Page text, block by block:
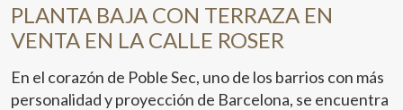
PLANTA BAJA CON TERRAZA EN
VENTA EN LA CALLE ROSER
En el corazón de Poble Sec, uno de los barrios con más
personalidad y proyección de Barcelona, se encuentra